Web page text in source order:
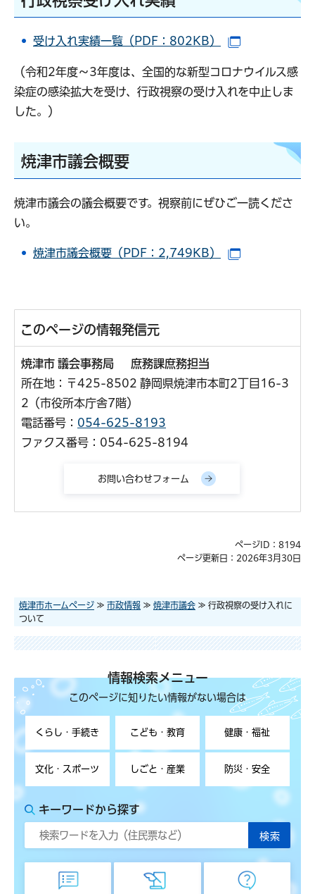
受け入れ実績一覧（PDF：802KB）
（令和2年度～3年度は、全国的な新型コロナウイルス感
染症の感染拡大を受け、行政視察の受け入れを中止しま
した。）
焼津市議会概要
焼津市議会の議会概要です。視察前にぜひご一読くださ
い。
焼津市議会概要（PDF：2,749KB）
このページの情報発信元
焼津市 議会事務局 庶務課庶務担当
所在地：〒425-8502 静岡県焼津市本町2丁目16-3
2（市役所本庁舎7階）
電話番号： 054-625-8193
ファクス番号：054-625-8194
ページID：8194
ページ更新日：2026年3月30日
焼津市ホームページ ≫ 市政情報 ≫ 焼津市議会 ≫ 行政視察の受け入れに
ついて
情報検索メニュー
このページに知りたい情報がない場合は
くらし・手続き こども・教育 健康・福祉
文化・スポーツ しごと・産業 防災・安全
キーワードから探す